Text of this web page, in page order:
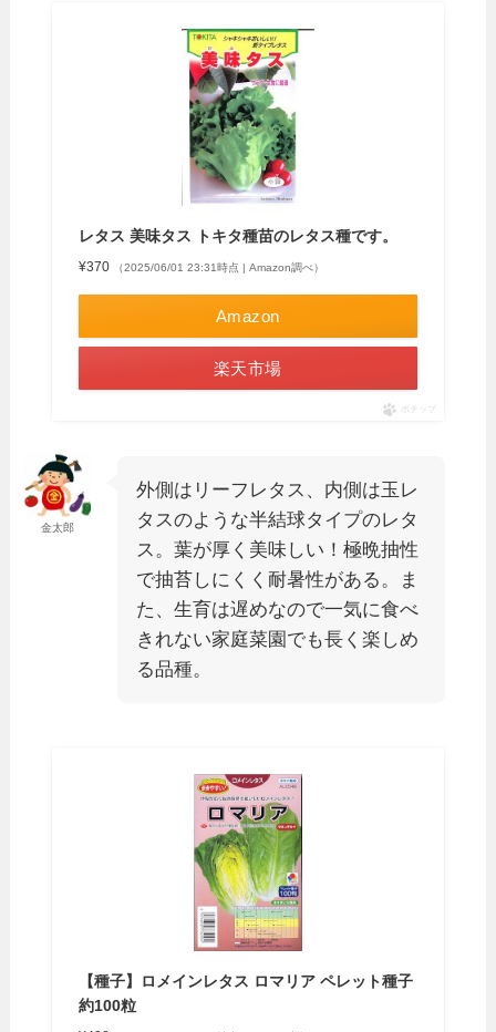
レタス 美味タス トキタ種苗のレタス種です。
¥370 （2025/06/01 23:31時点 | Amazon調べ）
Amazon
楽天市場
ポチップ
金太郎
外側はリーフレタス、内側は玉レ
タスのような半結球タイプのレタ
ス。葉が厚く美味しい！極晩抽性
で抽苔しにくく耐暑性がある。ま
た、生育は遅めなので一気に食べ
きれない家庭菜園でも長く楽しめ
る品種。
【種子】ロメインレタス ロマリア ペレット種子
約100粒